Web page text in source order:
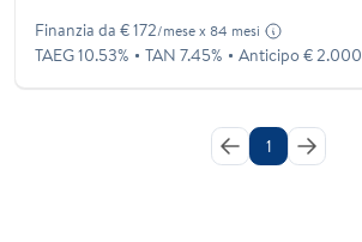
Finanzia da € 172/mese x 84 mesi
TAEG 10.53% TAN 7.45% Anticipo € 2.000
1